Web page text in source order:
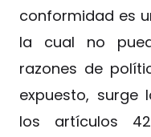
conformidad es
la cual no
razones de
expuesto, surge
los artículos